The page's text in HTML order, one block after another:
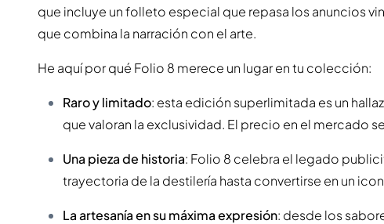
que incluye un folleto especial que repasa los anuncios
que combina la narración con el arte.
He aquí por qué Folio 8 merece un lugar en tu colección:
Raro y limitado: esta edición superlimitada es un
que valoran la exclusividad. El precio en el mercado
Una pieza de historia: Folio 8 celebra el legado
trayectoria de la destilería hasta convertirse en un
La artesanía en su máxima expresión: desde los